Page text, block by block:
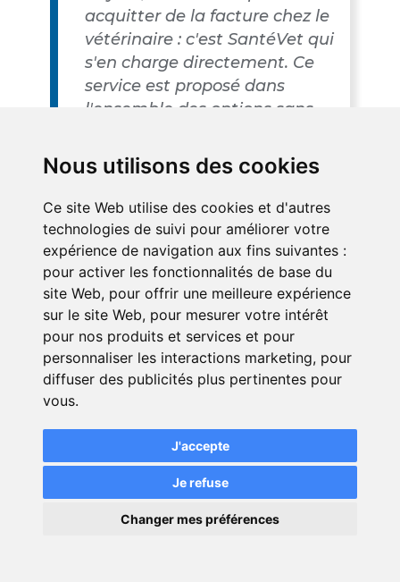
Nous utilisons des cookies
Ce site Web utilise des cookies et d'autres
technologies de suivi pour améliorer votre
expérience de navigation aux fins suivantes :
pour activer les fonctionnalités de base du
site Web, pour offrir une meilleure expérience
sur le site Web, pour mesurer votre intérêt
pour nos produits et services et pour
personnaliser les interactions marketing, pour
diffuser des publicités plus pertinentes pour
vous.
J'accepte
Je refuse
Changer mes préférences
acquitter de la facture chez le
vétérinaire : c'est SantéVet qui
s'en charge directement. Ce
service est proposé dans
l'ensemble des options sans
service rapide et interlocuteurs pros